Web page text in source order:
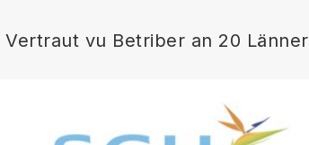
Vertraut vu Betriber an 20 Länner